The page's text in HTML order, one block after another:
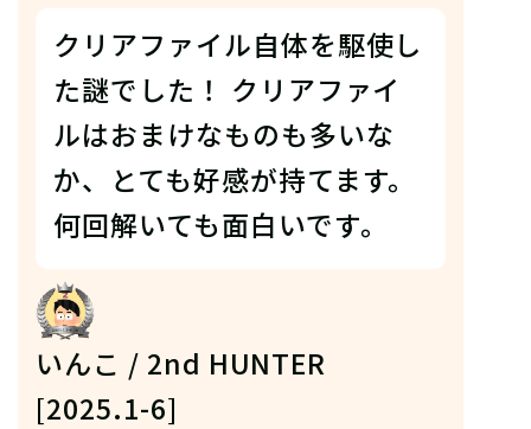
クリアファイル自体を駆使し
た謎でした！ クリアファイ
ルはおまけなものも多いな
か、とても好感が持てます。
何回解いても面白いです。
いんこ / 2nd HUNTER
[2025.1-6]